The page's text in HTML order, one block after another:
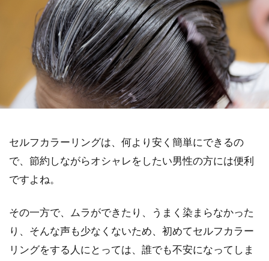
セルフカラーリングは、何より安く簡単にできるの
で、節約しながらオシャレをしたい男性の方には便利
ですよね。
その一方で、ムラができたり、うまく染まらなかった
り、そんな声も少なくないため、初めてセルフカラー
リングをする人にとっては、誰でも不安になってしま